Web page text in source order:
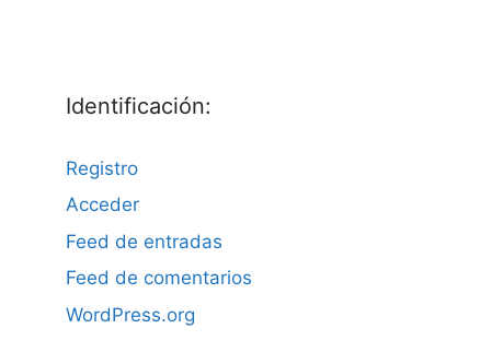
Identificación:
Registro
Acceder
Feed de entradas
Feed de comentarios
WordPress.org